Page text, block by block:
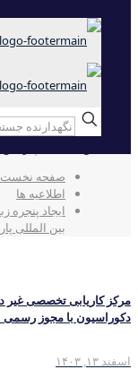
ایجاد پنجره
صفحه نخست
اطلاعیه ها
ایجاد پنجره
بین المللی
مرکز کاریابی تخصصی غیر
دکوراسیون با مجوز رسمی
اسفند ۱۳, ۱۴۰۳